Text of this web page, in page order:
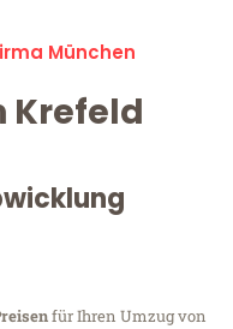
München
Krefeld
für Ihren Umzug von